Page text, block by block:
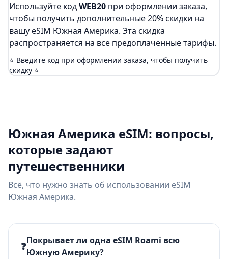
Используйте кодWEB20 при оформлении заказа,
чтобы получить дополнительные 20% скидки на
вашу eSIM Южная Америка. Эта скидка
распространяется на все предоплаченные тарифы.
⭐ Введите код при оформлении заказа, чтобы получить
скидку ⭐
Южная Америка eSIM: вопросы,
которые задают
путешественники
Всё, что нужно знать об использовании eSIM
Южная Америка.
❓Покрывает ли одна eSIM Roami всю
Южную Америку?